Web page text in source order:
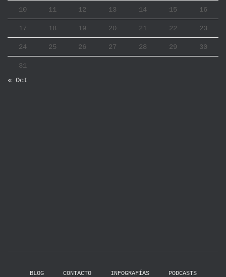
10 11 12 13 14 15 16
17 18 19 20 21 22 23
24 25 26 27 28 29 30
31
« Oct
BLOG CONTACTO INFOGRAFÍAS PODCASTS